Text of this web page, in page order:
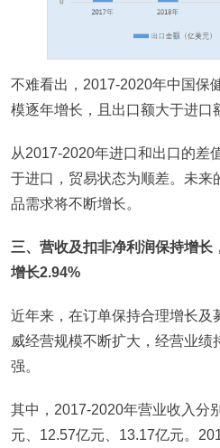
不难看出，2017-2020年中国保
模逐年增长，且出口额大于进口
从2017-2020年进口和出口的差
于进口，贸易状态为顺差。未来
品需求将不断增长。
三、营收及扣非净利润保持增长
增长2.94%
近年来，在订单保持合理增长及
威经营规模不断扩大，经营业绩
强。
其中，2017-2020年营业收入分
元、12.57亿元、13.17亿元。